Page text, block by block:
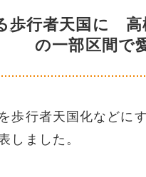
歩行者天国に 高
の一部区間で
歩行者天国化などに
しました。